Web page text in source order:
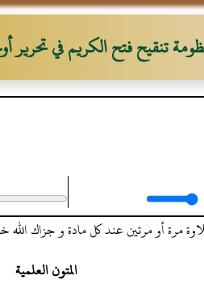
تنقيح فتح الكريم في تحرير
مرة أو مرتين عند كل مادة و جزاك الله
المتون العلمية